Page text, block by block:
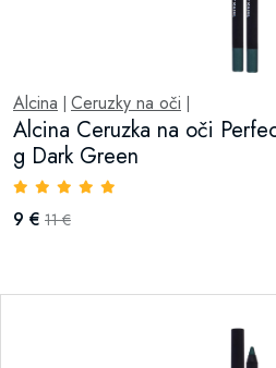
Alcina Ceruzky na oči
Alcina Ceruzka na oči
g Dark Green
9 € 11 €